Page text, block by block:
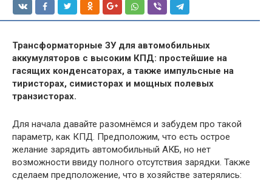
Трансформаторные ЗУ для автомобильных
аккумуляторов с высоким КПД: простейшие на
гасящих конденсаторах, а также импульсные на
тиристорах, симисторах и мощных полевых
транзисторах.
Для начала давайте разомнёмся и забудем про такой
параметр, как КПД. Предположим, что есть острое
желание зарядить автомобильный АКБ, но нет
возможности ввиду полного отсутствия зарядки. Также
сделаем предположение, что в хозяйстве затерялись: